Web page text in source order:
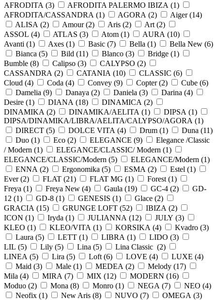
AFRODITA (3) AFRODITA PALERMO IBIZA (1)
AFRODITA/CASSANDRA (1) AGORA (2) Aiger (14)
ALISA (2) Amour (2) Aris (2) Art (2)
ASSOL (4) ATLAS (3) Atom (1) AURA (10)
Avanti (1) Axes (1) Basic (7) Bella (1) Bella New (6)
Bianca (5) Bild (11) Blanco (3) Bridge (1)
Bumble (8) Calipso (3) CALYPSO (2)
CASSANDRA (2) CATANIA (10) CLASSIC (6)
Cloud (4) Coda (4) Convey (9) Copter (2) Cube (6)
Damelia (9) Danaya (2) Daniela (3) Darina (4)
Desire (1) DIANA (18) DINAMICA (2)
DINAMIKA (2) DINAMIKA/AELITA (1) DIPSA (1)
DIPSA/DINAMIKA/LIBRA/AELITA/CALYPSO/AGORA (1)
DIRECT (5) DOLCE VITA (4) Drum (1) Duna (11)
Duo (1) Eco (2) ELEGANCE (9)
Elegance /Classic
/ Modern (1) ELEGANCE/CLASSIC/ Modern (1)
ELEGANCE/CLASSIC/Modern (5) ELEGANCE/Modern (1)
ENNA (2) Ergonomika (5) ESMA (2) Estel (1)
Ever (2) FLAT (21) FLAT MG (1) Forest (1)
Freya (1) Freya New (4) Gaula (19) GC-4 (2)
GD-
12 (1) GD-8 (1) GENESIS (1) Glace (2)
GRACIA (15) GRUNGE LOFT (52) IBIZA (2)
ICON (1) Iryda (1) JULIANNA (12) JULY (3)
KLEO (1) KLEO/VITA (1) KORSIKA (4) Kvadro (3)
Laura (5) LETT (1) LIBRA (1) LIDO (3)
LIL (5) Lily (5) Lina (5) Lina Classic (2)
LINEA (5) Lira (5) Loft (6) LOVE (4) LUXE (4)
Maid (3) Male (1) MEDEA (2) Melody (17)
Mila (4) MIRA (7) MIX (12) MODERN (16)
Moduo (2) Mona (8) Monro (1) NEGA (7) NEO (4)
Neofix (1) New Aris (8) NUVO (7) OMEGA (3)